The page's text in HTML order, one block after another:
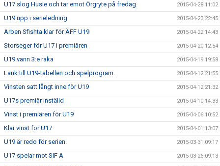
U17 slog Husie och tar emot Örgryte på fredag 2015-04-28 11:02
U19 upp i serieledning 2015-04-23 22:45
Arben Sfishta klar för ÄFF U19 2015-04-22 14:43
Storseger för U17 i premiären 2015-04-20 12:54
U19 vann 3:e raka 2015-04-19 19:58
Länk till U19-tabellen och spelprogram. 2015-04-12 21:55
Vinsten satt långt inne för U19 2015-04-12 21:32
U17s premiär inställd 2015-04-10 14:33
Vinst i premiären för U19 2015-04-06 10:52
Klar vinst för U17 2015-04-01 13:07
U19 är redo för serien. 2015-03-31 09:17
U17 spelar mot SIF A 2015-03-26 09:13